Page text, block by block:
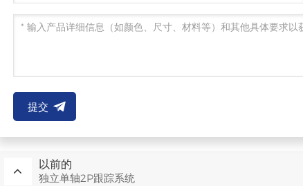
提交
以前的
独立单轴2P跟踪系统